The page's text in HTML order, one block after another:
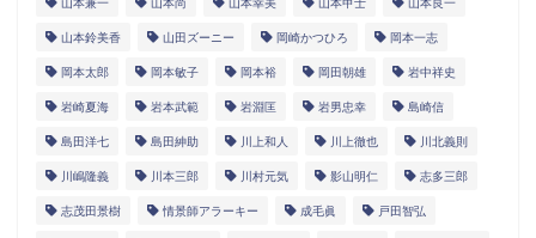
山本兼一 山本尚 山本幸美 山本甲士 山本良一
山本鈴美香 山田ズーニー 岡崎かつひろ 岡本一志
岡本太郎 岡本敏子 岡本裕 岡田朝雄 岩中祥史
岩崎夏海 岩本武範 岩淵匡 岩男忠幸 島崎信
島田洋七 島田紳助 川上和人 川上徹也 川北義則
川嶋隆義 川本三郎 川村元気 影山明仁 志多三郎
志茂田景樹 情景師アラーキー 成毛眞 戸田智弘